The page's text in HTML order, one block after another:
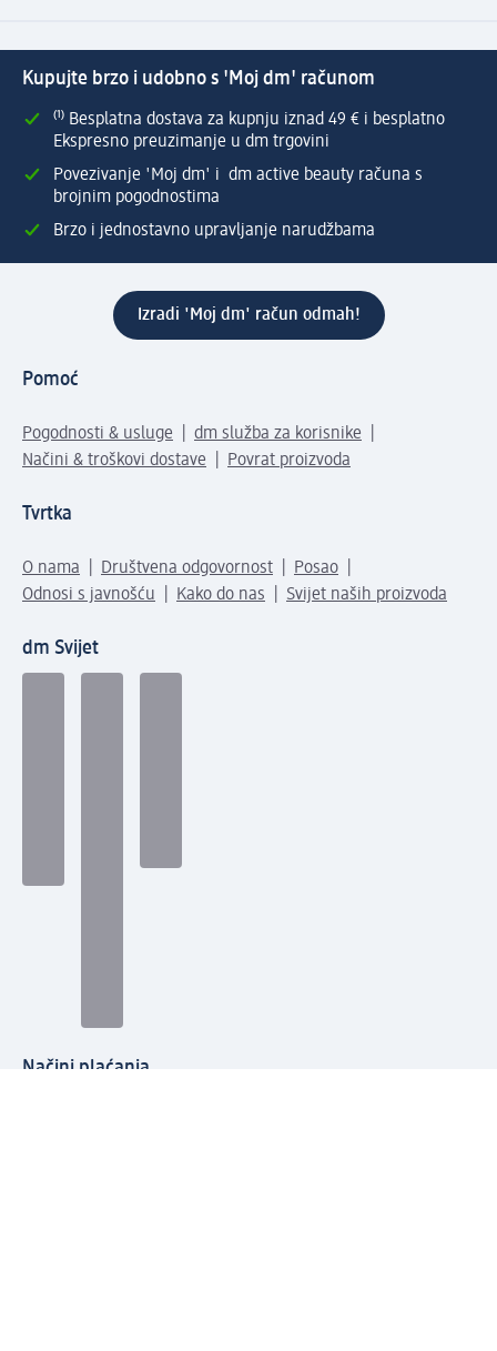
Kupujte brzo i udobno s 'Moj dm' računom
⁽¹⁾ Besplatna dostava za kupnju iznad 49 € i besplatno
Ekspresno preuzimanje u dm trgovini
Povezivanje 'Moj dm' i dm active beauty računa s
brojnim pogodnostima
Brzo i jednostavno upravljanje narudžbama
Izradi 'Moj dm' račun odmah!
Pomoć
Pogodnosti & usluge
dm služba za korisnike
Načini & troškovi dostave
Povrat proizvoda
Tvrtka
O nama Društvena odgovornost
Posao
Odnosi s javnošću
Kako do nas Svijet naših proizvoda
dm Svijet
Načini plaćanja